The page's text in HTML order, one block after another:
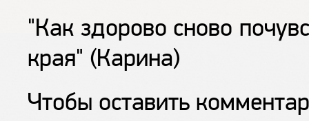
"Как здорово сново
края" (Карина)
Чтобы оставить